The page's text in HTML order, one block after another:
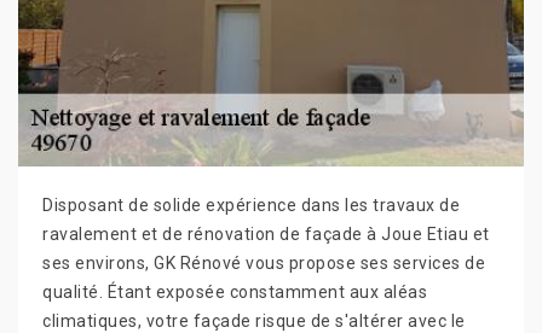
Disposant de solide expérience dans les travaux de
ravalement et de rénovation de façade à Joue Etiau et
ses environs, GK Rénové vous propose ses services de
qualité. Étant exposée constamment aux aléas
climatiques, votre façade risque de s'altérer avec le